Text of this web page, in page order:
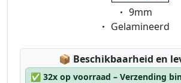
Eigenschaft:
9mm
Eigenschaft:
Gelamineerd
📦 Lagerstatus:
Beschikbaarheid en
✅ 32x op voorraad – Verzending